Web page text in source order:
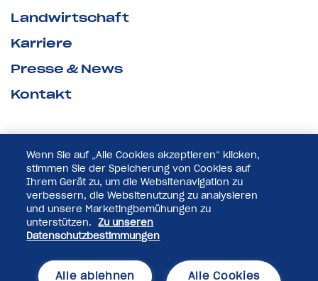
Landwirtschaft
Karriere
Presse & News
Kontakt
© 2025 Pfeifer & Langen GmbH & Co. KG
Wenn Sie auf „Alle Cookies akzeptieren“ klicken,
stimmen Sie der Speicherung von Cookies auf
Ihrem Gerät zu, um die Websitenavigation zu
verbessern, die Websitenutzung zu analysieren
und unsere Marketingbemühungen zu
unterstützen.
Zu unseren
Datenschutzbestimmungen
Alle Cookies
Alle ablehnen